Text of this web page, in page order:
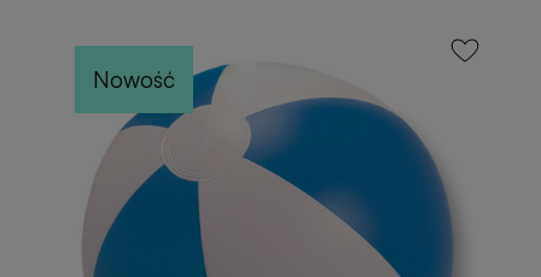
Nowość